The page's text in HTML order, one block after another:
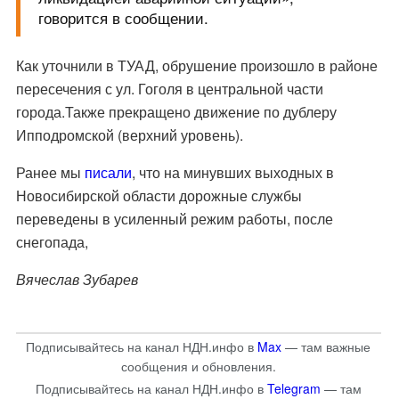
говорится в сообщении.
Как уточнили в ТУАД, обрушение произошло в районе
пересечения с ул. Гоголя в центральной части
города.Также прекращено движение по дублеру
Ипподромской (верхний уровень).
Ранее мы писали, что на минувших выходных в
Новосибирской области дорожные службы
переведены в усиленный режим работы, после
снегопада,
Вячеслав Зубарев
Подписывайтесь на канал НДН.инфо в Max — там важные
сообщения и обновления.
Подписывайтесь на канал НДН.инфо в Telegram — там